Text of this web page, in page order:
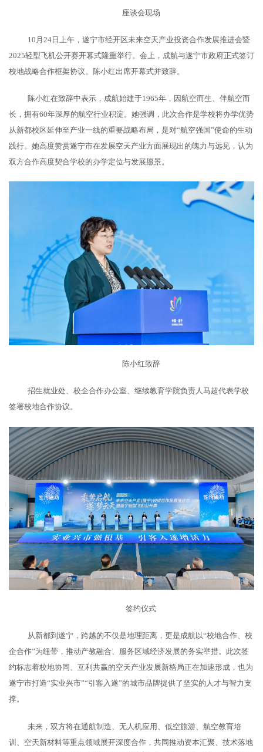
座谈会现场
10月24日上午，遂宁市经开区未来空天产业投资合作发展推进会暨
2025轻型飞机公开赛开幕式隆重举行。会上， 成航与遂宁市政府正式签订
校地战略合作框架协议。陈小红出席开幕式并致辞。
陈小红在致辞中表示， 成航始建于1965年，因航空而生、伴航空而
长，拥有60年深厚的航空行业积淀。她强调，此次合作是学校将办学优势
从新都校区延伸至产业一线的重要战略布局，是对“航空强国”使命的生动
践行。她高度赞赏遂宁市在发展空天产业方面展现出的魄力与远见，认为
双方合作高度契合学校的办学定位与发展愿景。
陈小红致辞
招生就业处、校企合作办公室、继续教育学院负责人马超代表学校
签署校地合作协议。
签约仪式
从新都到遂宁，跨越的不仅是地理距离，更是成航以“校地合作、校
企合作”为纽带，推动产教融合、服务区域经济发展的务实举措。此次签
约标志着校地协同、互利共赢的空天产业发展新格局正在加速形成，也为
遂宁市打造“实业兴市”“引客入遂”的城市品牌提供了坚实的人才与智力支
撑。
未来，双方将在通航制造、无人机应用、低空旅游、航空教育培
训、空天新材料等重点领域展开深度合作，共同推动资本汇聚、技术落地